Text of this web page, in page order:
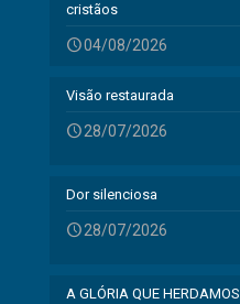
cristãos
04/08/2026
Visão restaurada
28/07/2026
Dor silenciosa
28/07/2026
A GLÓRIA QUE HERDAMOS